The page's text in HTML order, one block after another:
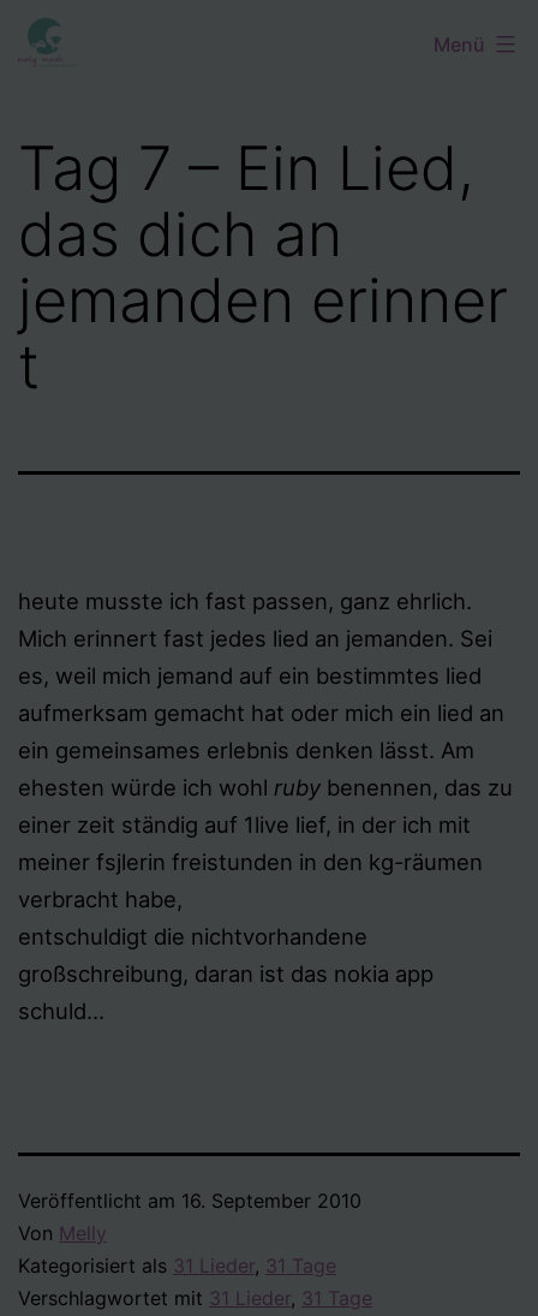
Zum
Inhalt
Menü
Tag 7 – Ein Lied,
das dich an
jemanden erinner
t
heute musste ich fast passen, ganz ehrlich.
Mich erinnert fast jedes lied an jemanden. Sei
es, weil mich jemand auf ein bestimmtes lied
aufmerksam gemacht hat oder mich ein lied an
ein gemeinsames erlebnis denken lässt. Am
ehesten würde ich wohl ruby benennen, das zu
einer zeit ständig auf 1live lief, in der ich mit
meiner fsjlerin freistunden in den kg-räumen
verbracht habe,
entschuldigt die nichtvorhandene
großschreibung, daran ist das nokia app
schuld…
Veröffentlicht am 16. September 2010
Von Melly
Kategorisiert als 31 Lieder, 31 Tage
Verschlagwortet mit 31 Lieder, 31 Tage